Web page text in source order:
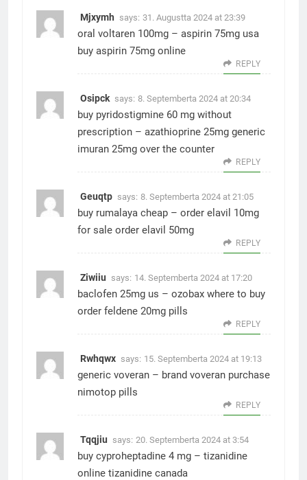
Mjxymh says: 31. Augustta 2024 at 23:39
oral voltaren 100mg – aspirin 75mg usa
buy aspirin 75mg online
REPLY
Osipck says: 8. Septemberta 2024 at 20:34
buy pyridostigmine 60 mg without
prescription – azathioprine 25mg generic
imuran 25mg over the counter
REPLY
Geuqtp says: 8. Septemberta 2024 at 21:05
buy rumalaya cheap – order elavil 10mg
for sale order elavil 50mg
REPLY
Ziwiiu says: 14. Septemberta 2024 at 17:20
baclofen 25mg us – ozobax where to buy
order feldene 20mg pills
REPLY
Rwhqwx says: 15. Septemberta 2024 at 19:13
generic voveran – brand voveran purchase
nimotop pills
REPLY
Tqqjiu says: 20. Septemberta 2024 at 3:54
buy cyproheptadine 4 mg – tizanidine
online tizanidine canada